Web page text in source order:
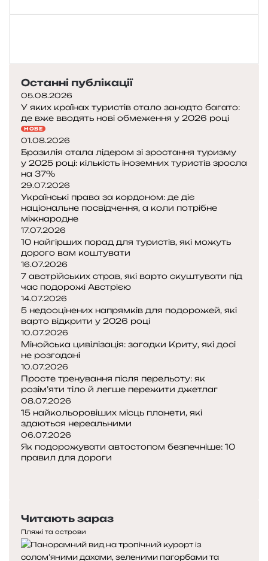
Останні публікації
05.08.2026
У яких країнах туристів стало занадто багато:
де вже вводять нові обмеження у 2026 році
НОВЕ
01.08.2026
Бразилія стала лідером зі зростання туризму
у 2025 році: кількість іноземних туристів зросла
на 37%
29.07.2026
Українські права за кордоном: де діє
національне посвідчення, а коли потрібне
міжнародне
17.07.2026
10 найгірших порад для туристів, які можуть
дорого вам коштувати
16.07.2026
7 австрійських страв, які варто скуштувати під
час подорожі Австрією
14.07.2026
5 недооцінених напрямків для подорожей, які
варто відкрити у 2026 році
10.07.2026
Мінойська цивілізація: загадки Криту, які досі
не розгадані
10.07.2026
Просте тренування після перельоту: як
розім’яти тіло й легше пережити джетлаг
08.07.2026
15 найкольоровіших місць планети, які
здаються нереальними
06.07.2026
Як подорожувати автостопом безпечніше: 10
правил для дороги
Читають зараз
Пляжі та острови